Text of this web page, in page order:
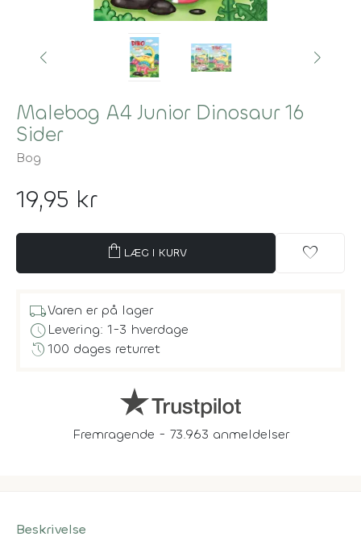
Malebog A4 Junior Dinosaur 16
Sider
Bog
19,95 kr
shopping_bag LÆG I KURV favorite
local_shippingVaren er på lager
scheduleLevering: 1-3 hverdage
history100 dages returret
Fremragende - 73.963 anmeldelser
Beskrivelse